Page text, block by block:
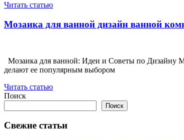
Читать статью
Мозаика для ванной дизайн ванной
Мозаика для ванной: Идеи и Советы по Дизайну
делают ее популярным выбором
Читать статью
Поиск
Поиск
Свежие статьи